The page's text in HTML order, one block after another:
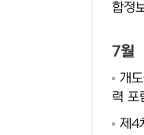
합정
7월
개
력 포
제4